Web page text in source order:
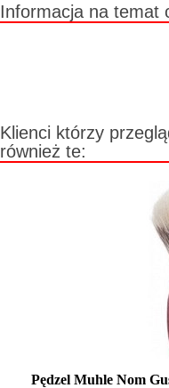
Informacja na temat
Klienci którzy
również te:
Pędzel Muhle Nom